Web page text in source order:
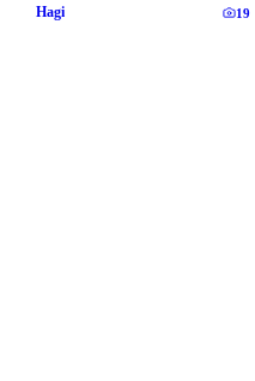
Hagi 19